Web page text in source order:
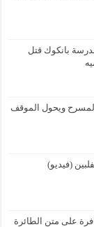
بانكوك قتل
ويحول الموقف
على متن الطائرة